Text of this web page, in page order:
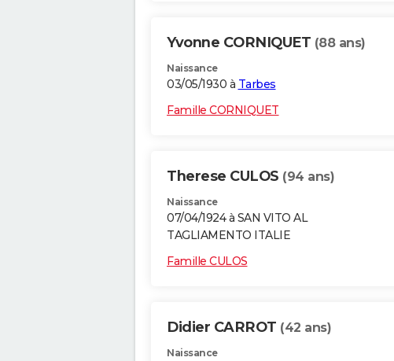
Yvonne CORNIQUET (88 ans)
Naissance
03/05/1930 à Tarbes
Famille CORNIQUET
Therese CULOS (94 ans)
Naissance
07/04/1924 à SAN VITO AL
TAGLIAMENTO ITALIE
Famille CULOS
Didier CARROT (42 ans)
Naissance